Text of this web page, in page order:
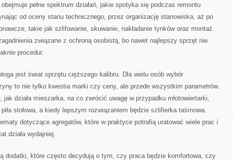
pełne spektrum działań, jakie spotyka się podczas remontu
od oceny stanu technicznego, przez organizację stanowiska, aż po
takie jak szlifowanie, skuwanie, nakładanie tynków oraz montaż.
związane z ochroną osobistą, bo nawet najlepszy sprzęt nie
procedur.
jest świat sprzętu cięższego kalibru. Dla wielu osób wybór
to nie tylko kwestia marki czy ceny, ale przede wszystkim parametrów.
jak działa mieszarka, na co zwrócić uwagę w przypadku młotowiertarki,
stołowa, a kiedy lepszym rozwiązaniem będzie szlifierka taśmowa.
dotyczące agregatów, które w praktyce potrafią uratować wiele prac i
działa wydajniej.
dodatki, które często decydują o tym, czy praca będzie komfortowa, czy